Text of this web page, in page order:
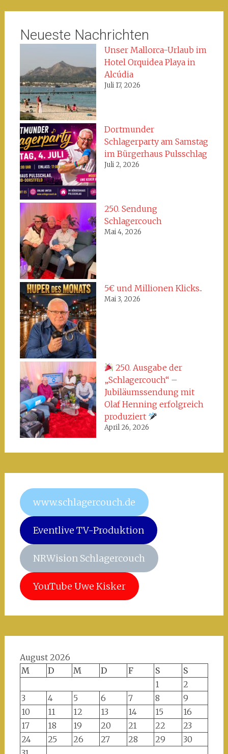
Neueste Nachrichten
Unser Mallorca-Urlaub im
Hotel Orquidea Playa in
Alcúdia
Juli 17, 2026
Dortmunder
Schlagerparty am Samstag
im Bürgerhaus Pulsschlag
Juli 2, 2026
250. Sendung
Schlagercouch
Mai 4, 2026
5€ und Millionen Klicks..
Mai 3, 2026
250. Ausgabe der
„Schlagercouch“ –
Jubiläumssendung mit
Olaf Henning erfolgreich
produziert
April 26, 2026
www.schlagercouch.de
Eventlive TV-Produktion
NRWision Schlagercouch
YouTube Uwe Kisker
August 2026
M
D M D F S
S
1
2
3
4 5 6 7 8
9
10
11 12 13 14 15
16
17
18 19 20 21 22
23
24
25 26 27 28 29
30